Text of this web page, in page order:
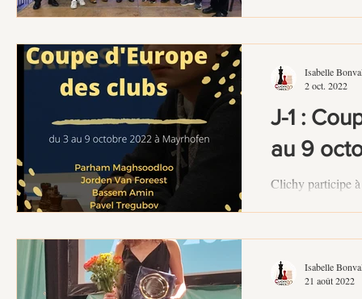
Clichy vice-
J-1 :
au 9
Clichy participe
Isabelle
2 oct. 2022
Isabelle
21 août 2022